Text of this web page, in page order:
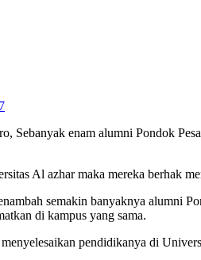
Sebanyak enam alumni Pondok
Al azhar maka mereka berhak
semakin banyaknya alumni
di kampus yang sama.
pendidikanya di